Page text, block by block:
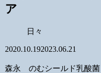
ア
日々
2020.10.192023.06.21
森永 のむシールド乳酸菌